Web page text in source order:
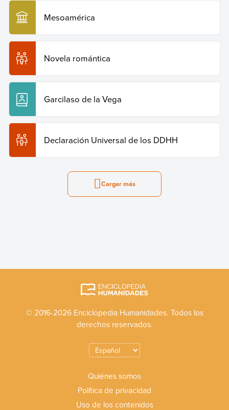
Mesoamérica
Novela romántica
Garcilaso de la Vega
Declaración Universal de los DDHH
Cargar más
© 2016-2026 Enciclopedia Humanidades. Todos los
derechos reservados.
Quiénes somos
Política de privacidad
Uso de los contenidos